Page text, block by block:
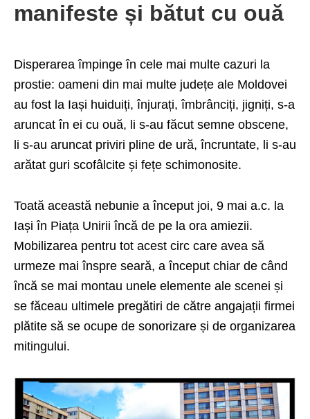
manifeste și bătut cu ouă
Disperarea împinge în cele mai multe cazuri la
prostie: oameni din mai multe județe ale Moldovei
au fost la Iași huiduiți, înjurați, îmbrânciți, jigniți, s-a
aruncat în ei cu ouă, li s-au făcut semne obscene,
li s-au aruncat priviri pline de ură, încruntate, li s-au
arătat guri scofâlcite și fețe schimonosite.
Toată această nebunie a început joi, 9 mai a.c. la
Iași în Piața Unirii încă de pe la ora amiezii.
Mobilizarea pentru tot acest circ care avea să
urmeze mai înspre seară, a început chiar de când
încă se mai montau unele elemente ale scenei și
se făceau ultimele pregătiri de către angajații firmei
plătite să se ocupe de sonorizare și de organizarea
mitingului.